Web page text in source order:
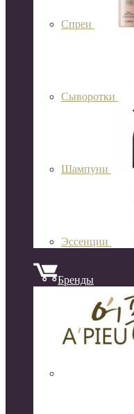
Спреи
Сыворотки
Шампуни
Эссенции
Бренды